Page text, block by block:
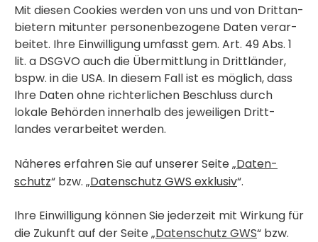
Mit diesen Cookies werden von uns und von Dritt­an­
bie­tern mitunter perso­nen­be­zo­gene Daten verar­
beitet. Ihre Einwil­li­gung umfasst gem. Art. 49 Abs. 1
lit. a DSGVO auch die Übermitt­lung in Dritt­länder,
bspw. in die USA. In diesem Fall ist es möglich, dass
Ihre Daten ohne rich­ter­li­chen Beschluss durch
lokale Behörden inner­halb des jewei­ligen Dritt­
landes verar­beitet werden.
Näheres erfahren Sie auf unserer Seite „Daten­
schutz“ bzw. „Daten­schutz GWS exklusiv“.
Ihre Einwil­li­gung können Sie jeder­zeit mit Wirkung für
die Zukunft auf der Seite „Daten­schutz GWS“ bzw.
oder ausblenden
Immo­bilie in Graz und der Stei­er­mark?
ALLE IMMO­BI­LIEN